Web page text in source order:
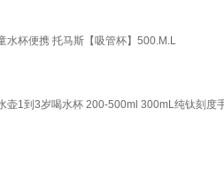
水杯便携 托马斯【吸管杯】500.M.L
壶1到3岁喝水杯 200-500ml 300mL纯钛刻度